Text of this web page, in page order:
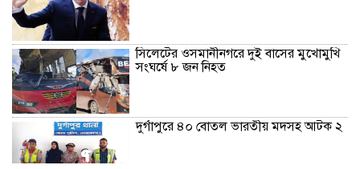
সিলেটের ওসমানীনগরে দুই বাসের মুখোমুখি
সংঘর্ষে ৮ জন নিহত
দুর্গাপুরে ৪০ বোতল ভারতীয় মদসহ আটক ২